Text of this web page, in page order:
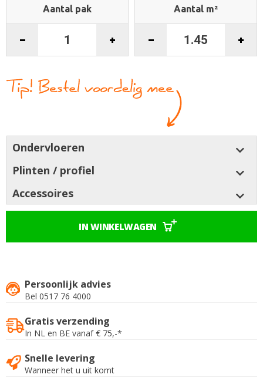
Aantal pak Aantal m²
Ondervloeren
Plinten / profiel
Accessoires
IN WINKELWAGEN
Persoonlijk advies
Bel 0517 76 4000
Gratis verzending
In NL en BE vanaf € 75,-*
Snelle levering
Wanneer het u uit komt